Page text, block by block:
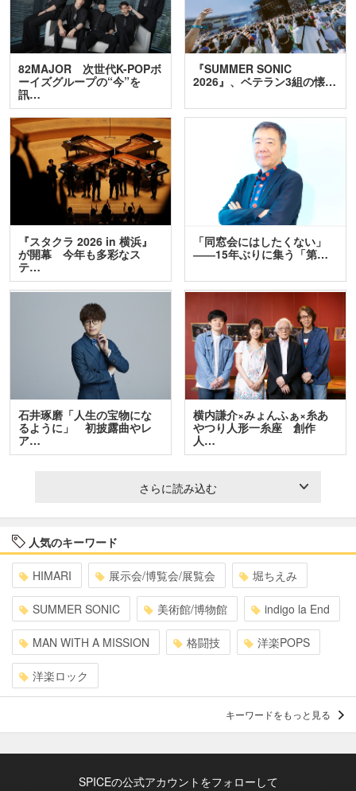
82MAJOR 次世代K-POPボ
ーイズグループの“今”を
訊…
『SUMMER SONIC
2026』、ベテラン3組の懐…
『スタクラ 2026 in 横浜』
が開幕 今年も多彩なス
テ…
「同窓会にはしたくない」
――15年ぶりに集う「第…
石井琢磨「人生の宝物にな
るように」 初披露曲やレ
ア…
横内謙介×みょんふぁ×糸あ
やつり人形一糸座 創作
人…
さらに読み込む
人気のキーワード
HIMARI 展示会/博覧会/展覧会 堀ちえみ
SUMMER SONIC 美術館/博物館 indigo la End
MAN WITH A MISSION 格闘技 洋楽POPS
洋楽ロック
キーワードをもっと見る
SPICEの公式アカウントをフォローして